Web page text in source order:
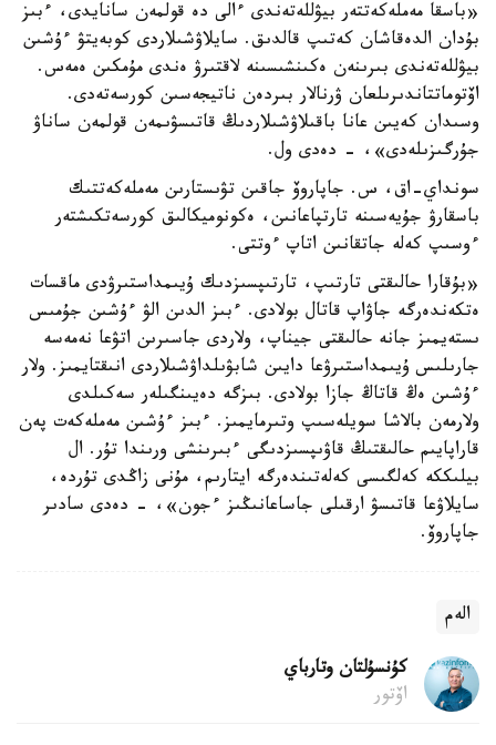
«باسقا مەملەكەتتەر بيۋللەتەندى ءالى دە قولمەن سانايدى، ءبىز
بۇدان الدەقاشان كەتىپ قالدىق. سايلاۋشىلاردى كوبەيتۋ ءۇشىن
بيۋللەتەندى بىرىنەن ەكىنشىسىنە لاقتىرۋ ەندى مۇمكىن ەمەس.
اۆتوماتتاندىرىلعان ۋرنالار بىردەن ناتيجەسىن كورسەتەدى.
وسىدان كەيىن عانا باقىلاۋشىلاردىڭ قاتىسۋىمەن قولمەن ساناۋ
جۇرگىزىلەدى»، - دەدى ول.
سونداي-اق، س. جاپاروۆ جاقىن تۋىستارىن مەملەكەتتىك
باسقارۋ جۇيەسىنە تارتپاعانىن، ەكونوميكالىق كورسەتكىشتەر
ءوسىپ كەلە جاتقانىن اتاپ ءوتتى.
«بۇقارا حالىقتى تارتىپ، تارتىپسىزدىك ۇيىمداستىرۋدى ماقسات
ەتكەندەرگە جاۋاپ قاتال بولادى. ءبىز الدىن الۋ ءۇشىن جۇمىس
ىستەيمىز جانە حالىقتى جيناپ، ولاردى جاسىرىن اتۋعا نەمەسە
جارىلىس ۇيىمداستىرۋعا دايىن شابۋىلداۋشىلاردى انىقتايمىز. ولار
ءۇشىن ەڭ قاتاڭ جازا بولادى. بىزگە دەيىنگىلەر سەكىلدى
ولارمەن بالاشا سويلەسىپ وتىرمايمىز. ءبىز ءۇشىن مەملەكەت پەن
قاراپايىم حالىقتىڭ قاۋىپسىزدىگى ءبىرىنشى ورىندا تۇر. ال
بيلىككە كەلگىسى كەلەتىندەرگە ايتارىم، مۇنى زاڭدى تۇردە،
سايلاۋعا قاتىسۋ ارقىلى جاساعانىڭىز ءجون»، - دەدى سادىر
جاپاروۆ.
الەم
كۇنسۇلتان وتارباي
اۆتور